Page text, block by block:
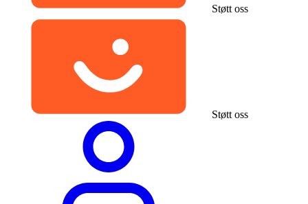
Støtt oss
Støtt oss